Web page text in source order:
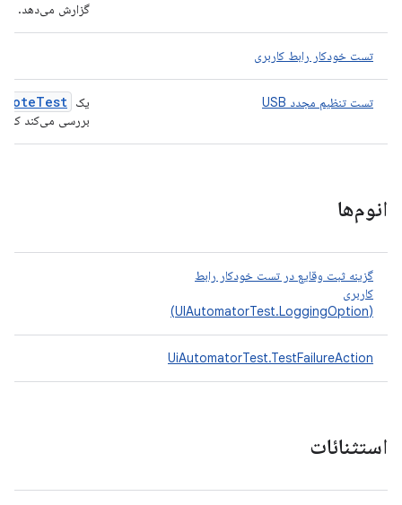
گزارش می‌دهد.
تست خودکار رابط کاربری
تست تنظیم مجدد USB یک Test
بررسی می‌کند که
انوم‌ها
گزینه ثبت وقایع در تست خودکار رابط
کاربری
(UIAutomatorTest.LoggingOption)
UiAutomatorTest.TestFailureAction
استثنائات